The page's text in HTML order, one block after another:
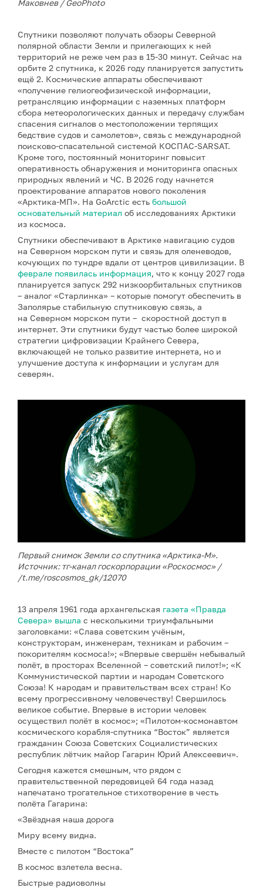
Маковнев / GeoPhoto
Спутники позволяют получать обзоры Северной
полярной области Земли и прилегающих к ней
территорий не реже чем раз в 15-30 минут. Сейчас на
орбите 2 спутника, к 2026 году планируется запустить
ещё 2. Космические аппараты обеспечивают
«получение гелиогеофизической информации,
ретрансляцию информации с наземных платформ
сбора метеорологических данных и передачу службам
спасения сигналов о местоположении терпящих
бедствие судов и самолетов», связь с международной
поисково-спасательной системой КОСПАС-SARSAT.
Кроме того, постоянный мониторинг повысит
оперативность обнаружения и мониторинга опасных
природных явлений и ЧС. В 2026 году начнется
проектирование аппаратов нового поколения
«Арктика-МП». На GoArctic есть большой
основательный материал об исследованиях Арктики
из космоса.
Спутники обеспечивают в Арктике навигацию судов
на Северном морском пути и связь для оленеводов,
кочующих по тундре вдали от центров цивилизации. В
феврале появилась информация, что к концу 2027 года
планируется запуск 292 низкоорбитальных спутников
– аналог «Старлинка» – которые помогут обеспечить в
Заполярье стабильную спутниковую связь, а
на Северном морском пути – скоростной доступ в
интернет. Эти спутники будут частью более широкой
стратегии цифровизации Крайнего Севера,
включающей не только развитие интернета, но и
улучшение доступа к информации и услугам для
северян.
Первый снимок Земли со спутника«Арктика-М».
Источник: тг-канал госкорпорации «Роскосмос» /
/t.me/roscosmos_gk/12070
13 апреля 1961 года архангельская газета «Правда
Севера» вышла с несколькими триумфальными
заголовками: «Слава советским учёным,
конструкторам, инженерам, техникам и рабочим –
покорителям космоса!»; «Впервые свершён небывалый
полёт, в просторах Вселенной – советский пилот!»; «К
Коммунистической партии и народам Советского
Союза! К народам и правительствам всех стран! Ко
всему прогрессивному человечеству! Свершилось
великое событие. Впервые в истории человек
осуществил полёт в космос»; «Пилотом-космонавтом
космического корабля-спутника “Восток” является
гражданин Союза Советских Социалистических
республик лётчик майор Гагарин Юрий Алексеевич».
Сегодня кажется смешным, что рядом с
правительственной передовицей 64 года назад
напечатано трогательное стихотворение в честь
полёта Гагарина:
«Звёздная наша дорога
Миру всему видна.
Вместе с пилотом “Востока”
В космос взлетела весна.
Быстрые радиоволны